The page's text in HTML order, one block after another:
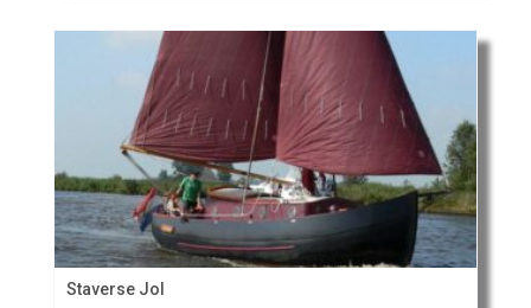
Staverse Jol